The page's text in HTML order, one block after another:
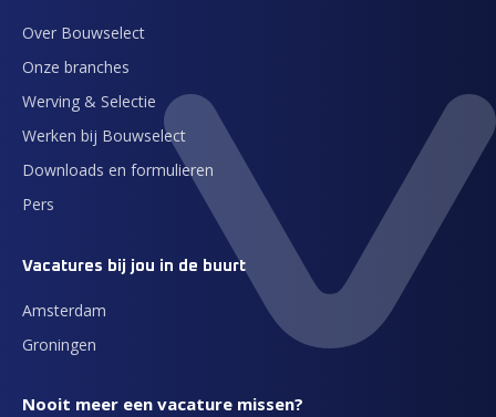
Over Bouwselect
Onze branches
Werving & Selectie
Werken bij Bouwselect
Downloads en formulieren
Pers
Vacatures bij jou in de buurt
Amsterdam
Groningen
Nooit meer een vacature missen?